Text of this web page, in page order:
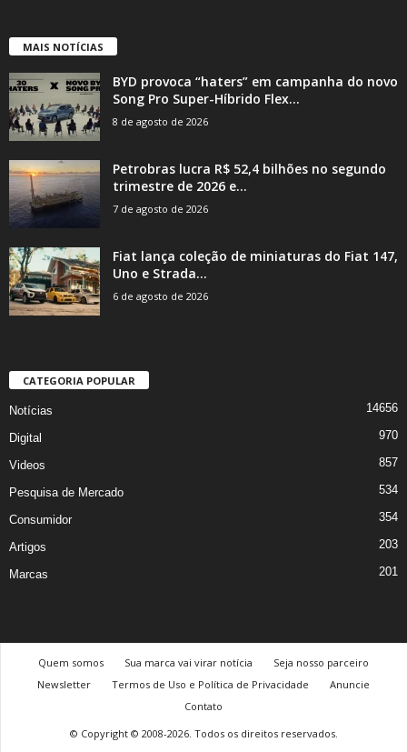
MAIS NOTÍCIAS
BYD provoca “haters” em campanha do novo
Song Pro Super-Híbrido Flex...
8 de agosto de 2026
Petrobras lucra R$ 52,4 bilhões no segundo
trimestre de 2026 e...
7 de agosto de 2026
Fiat lança coleção de miniaturas do Fiat 147,
Uno e Strada...
6 de agosto de 2026
CATEGORIA POPULAR
Notícias 14656
Digital 970
Videos 857
Pesquisa de Mercado 534
Consumidor 354
Artigos 203
Marcas 201
Quem somos Sua marca vai virar notícia
Seja nosso parceiro
Newsletter
Termos de Uso e Política de Privacidade
Anuncie
Contato
© Copyright © 2008-2026. Todos os direitos reservados.